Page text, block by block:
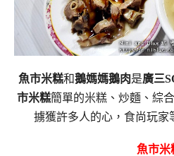
魚市米糕和鵝媽媽鵝肉是廣三
市米糕簡單的米糕、炒麵、綜
擄獲許多人的心，食尚玩家
魚市米